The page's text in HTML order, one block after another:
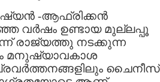
-ആഫ്രിക്കന്‍
വര്‍ഷം ഉണ്ടായ മുല്ലപ്പൂ
രാജ്യത്തു നടക്കുന്ന
മനുഷ്യാവകാശ
ചൈനീസ്